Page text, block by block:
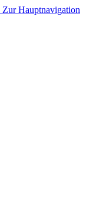
Zur Hauptnavigation